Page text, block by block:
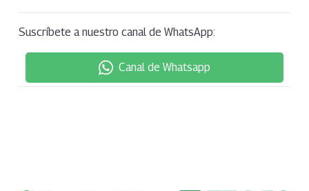
Suscríbete a nuestro canal de WhatsApp:
Canal de Whatsapp